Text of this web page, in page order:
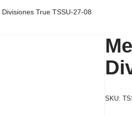
True TSSU-27-08
SKU: